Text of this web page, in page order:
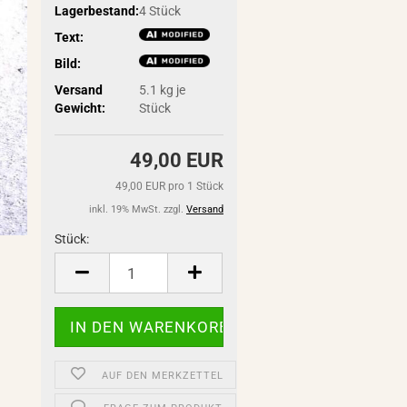
Lagerbestand:4Stück
Text:
Bild:
Versand
Gewicht:
5.1 kg je
Stück
49,00 EUR
49,00 EUR pro 1 Stück
inkl. 19% MwSt. zzgl. Versand
Stück:
Stück
AUF DEN MERKZETTEL